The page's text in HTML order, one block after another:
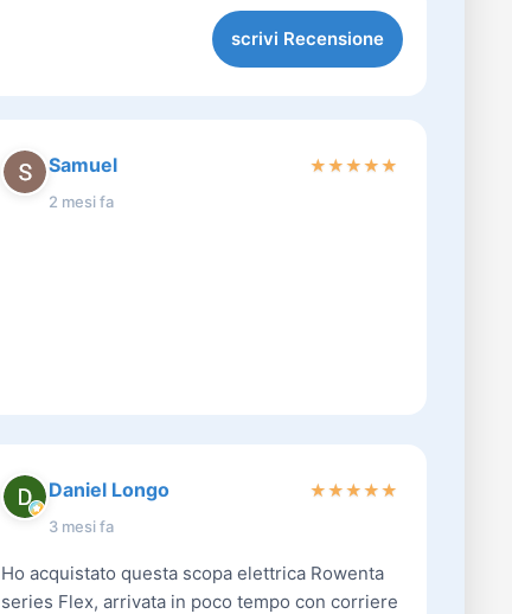
scrivi Recensione
Samuel
2 mesi fa
★★★★★
Daniel Longo
3 mesi fa
★★★★★
Ho acquistato questa scopa elettrica Rowenta
series Flex, arrivata in poco tempo con corriere